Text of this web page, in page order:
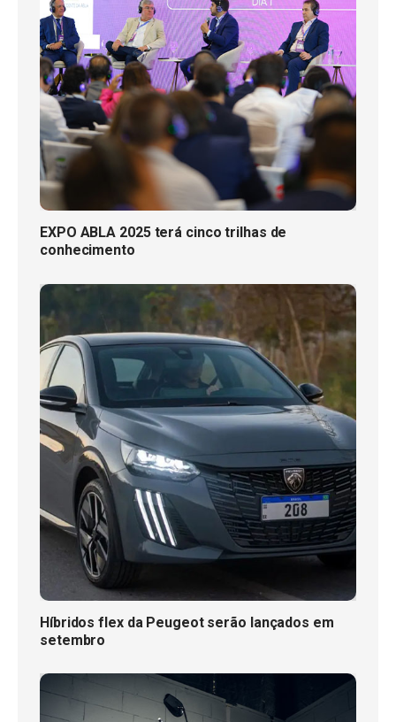
EXPO ABLA 2025 terá cinco trilhas de
conhecimento
Híbridos flex da Peugeot serão lançados em
setembro